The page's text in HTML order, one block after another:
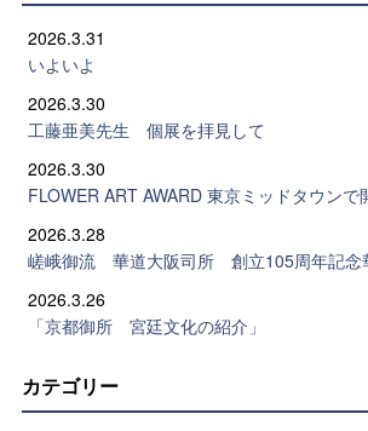
2026.3.31
いよいよ
2026.3.30
工藤亜美先生 個展を拝見して
2026.3.30
FLOWER ART AWARD 東京ミッドタウンで
2026.3.28
嵯峨御流 華道大阪司所 創立105周年記念
2026.3.26
「京都御所 宮廷文化の紹介」
カテゴリー